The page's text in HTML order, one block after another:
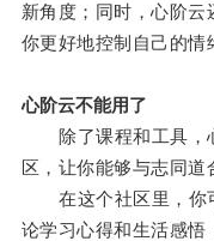
新角度；同时，心阶云
你更好地控制自己的情
心阶云不能用了
除了课程和工具，
区，让你能够与志同道
在这个社区里，你
论学习心得和生活感悟